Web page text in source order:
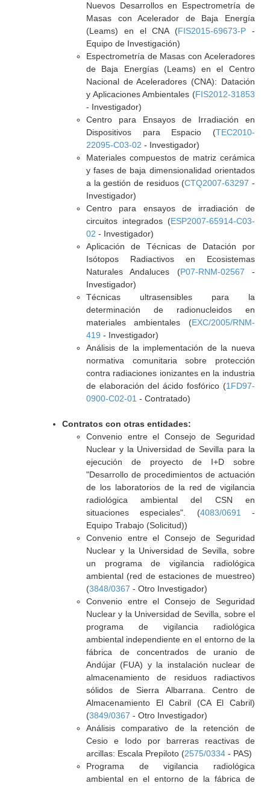
Nuevos Desarrollos en Espectrometría de
Masas con Acelerador de Baja Energía
(Leams) en el CNA (FIS2015-69673-P -
Equipo de Investigación)
Espectrometría de Masas con Aceleradores
de Baja Energías (Leams) en el Centro
Nacional de Aceleradores (CNA): Datación
y Aplicaciones Ambientales (FIS2012-31853
- Investigador)
Centro para Ensayos de Irradiación en
Dispositivos para Espacio (TEC2010-
22095-C03-02 - Investigador)
Materiales compuestos de matriz cerámica
y fases de baja dimensionalidad orientados
a la gestión de residuos (CTQ2007-63297 -
Investigador)
Centro para ensayos de irradiación de
circuitos integrados (ESP2007-65914-C03-
02 - Investigador)
Aplicación de Técnicas de Datación por
Isótopos Radiactivos en Ecosistemas
Naturales Andaluces (P07-RNM-02567 -
Investigador)
Técnicas ultrasensibles para la
determinación de radionucleidos en
materiales ambientales (EXC/2005/RNM-
419 - Investigador)
Análisis de la implementación de la nueva
normativa comunitaria sobre protección
contra radiaciones ionizantes en la industria
de elaboración del ácido fosfórico (1FD97-
0900-C02-01 - Contratado)
Contratos con otras entidades:
Convenio entre el Consejo de Seguridad
Nuclear y la Universidad de Sevilla para la
ejecución de proyecto de I+D sobre
"Desarrollo de procedimientos de actuación
de los laboratorios de la red de vigilancia
radiológica ambiental del CSN en
situaciones especiales". (4083/0691
-
Equipo Trabajo (Solicitud))
Convenio entre el Consejo de Seguridad
Nuclear y la Universidad de Sevilla, sobre
un programa de vigilancia radiológica
ambiental (red de estaciones de muestreo)
(3848/0367 - Otro Investigador)
Convenio entre el Consejo de Seguridad
Nuclear y la Universidad de Sevilla, sobre el
programa de vigilancia radiológica
ambiental independiente en el entorno de la
fábrica de concentrados de uranio de
Andújar (FUA) y la instalación nuclear de
almacenamiento de residuos radiactivos
sólidos de Sierra Albarrana. Centro de
Almacenamiento El Cabril (CA El Cabril)
(3849/0367 - Otro Investigador)
Análisis comparativo de la retención de
Cesio e Iodo por barreras reactivas de
arcillas: Escala Prepiloto (2575/0334- PAS)
Programa de vigilancia radiológica
ambiental en el entorno de la fábrica de